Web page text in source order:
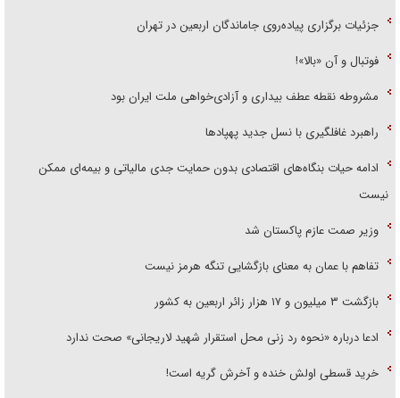
جزئیات برگزاری پیاده‌روی جاماندگان اربعین در تهران
فوتبال و آن «بالا»!
مشروطه نقطه عطف بیداری و آزادی‌خواهی ملت ایران بود
راهبرد غافلگیری با نسل جدید پهپاد‌ها
ادامه حیات بنگاه‌های اقتصادی بدون حمایت جدی مالیاتی و بیمه‌ای ممکن
نیست
وزیر صمت عازم پاکستان شد
تفاهم با عمان به معنای بازگشایی تنگه هرمز نیست
بازگشت ۳ میلیون و ۱۷ هزار زائر اربعین به کشور
ادعا درباره «نحوه رد زنی محل استقرار شهید لاریجانی» صحت ندارد
خرید قسطی اولش خنده و آخرش گریه است!